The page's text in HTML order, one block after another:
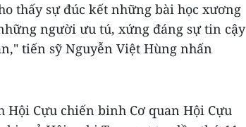
thấy sự đúc kết những bài học xương
người ưu tú, xứng đáng sự tin cậy
tiến sỹ Nguyễn Việt Hùng nhấn
Hội Cựu chiến binh Cơ quan Hội Cựu